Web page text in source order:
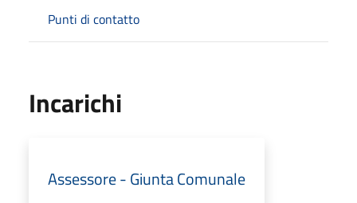
Punti di contatto
Incarichi
Assessore - Giunta Comunale